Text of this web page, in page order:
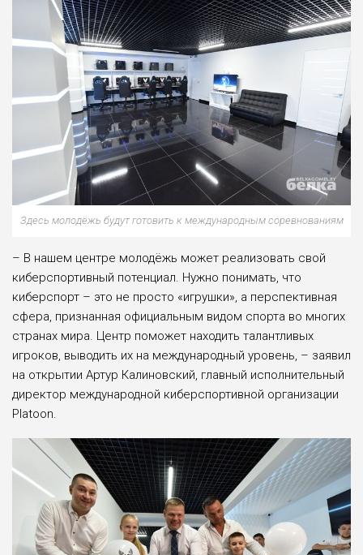
Здесь молодёжь будут готовить к международным соревнованиям
– В нашем центре молодёжь может реализовать свой
киберспортивный потенциал. Нужно понимать, что
киберспорт – это не просто «игрушки», а перспективная
сфера, признанная официальным видом спорта во многих
странах мира. Центр поможет находить талантливых
игроков, выводить их на международный уровень, – заявил
на открытии Артур Калиновский, главный исполнительный
директор международной киберспортивной организации
Platoon.